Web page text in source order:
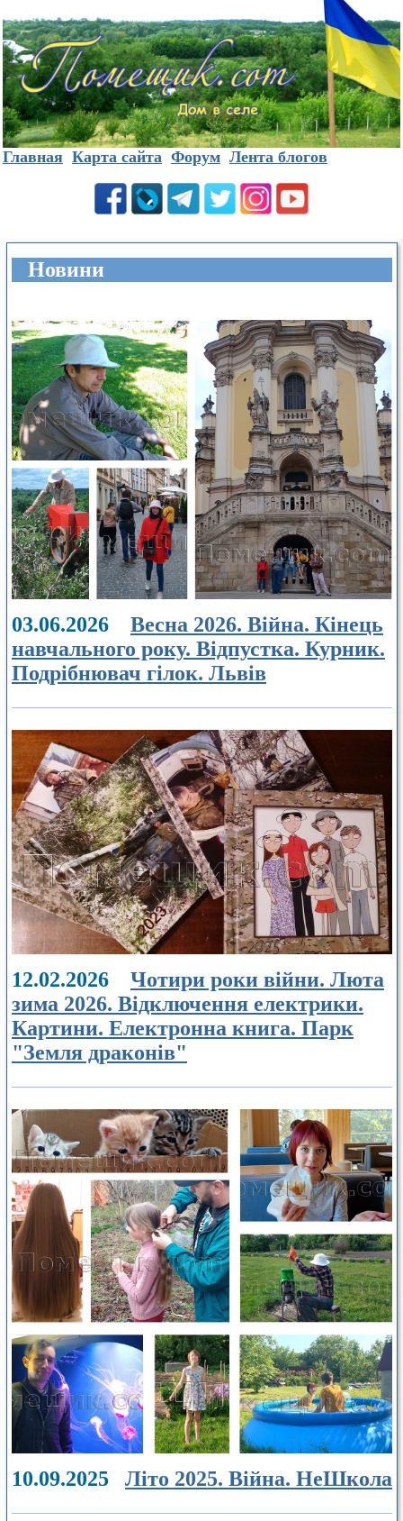
Главная Карта сайта Форум Лента блогов
Новини
03.06.2026 Весна 2026. Війна. Кінець
навчального року. Відпустка. Курник.
Подрібнювач гілок. Львів
12.02.2026 Чотири роки війни. Люта
зима 2026. Відключення електрики.
Картини. Електронна книга. Парк
"Земля драконів"
10.09.2025 Літо 2025. Війна. НеШкола